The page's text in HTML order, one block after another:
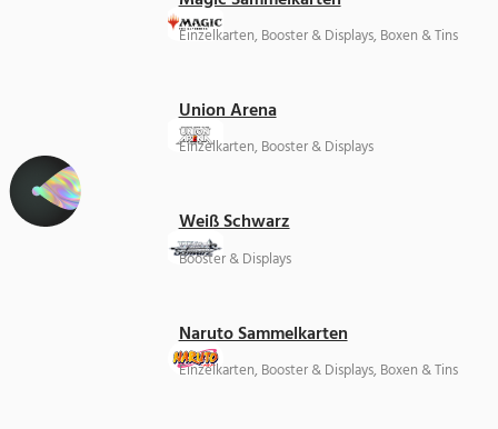
Einzelkarten, Booster & Displays, Boxen & Tins
Union Arena
Einzelkarten, Booster & Displays
Weiß Schwarz
Booster & Displays
Naruto Sammelkarten
Einzelkarten, Booster & Displays, Boxen & Tins